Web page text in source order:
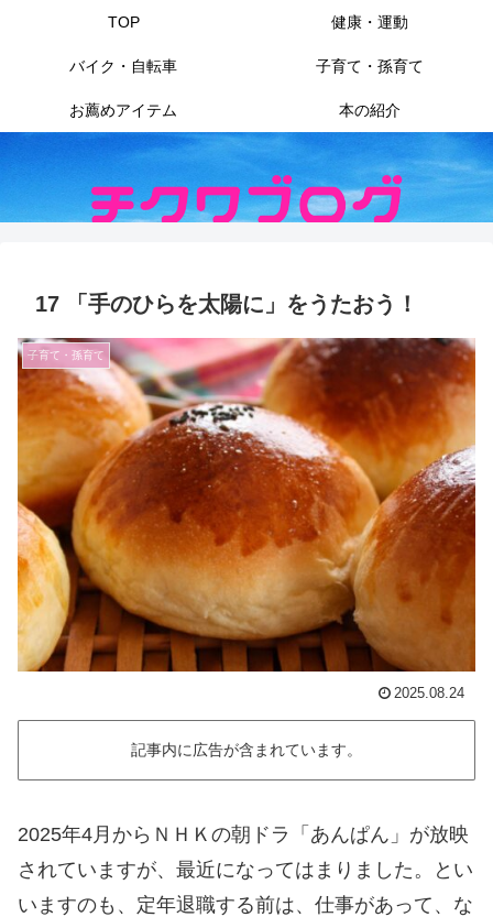
TOP 健康・運動
バイク・自転車 子育て・孫育て
お薦めアイテム 本の紹介
17 「手のひらを太陽に」をうたおう！
子育て・孫育て
2025.08.24
記事内に広告が含まれています。
2025年4月からＮＨＫの朝ドラ「あんぱん」が放映
されていますが、最近になってはまりました。とい
いますのも、定年退職する前は、仕事があって、な